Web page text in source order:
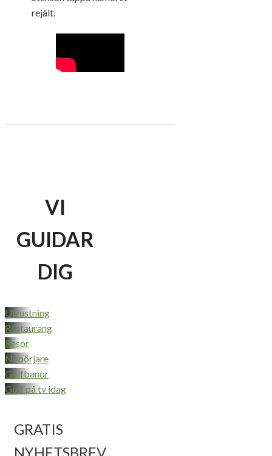
rejält.
VI
GUIDAR
DIG
Utrustning
Restaurang
Resor
Nybörjare
Golfbanor
Golf på tv idag
GRATIS
NYHETSBREV